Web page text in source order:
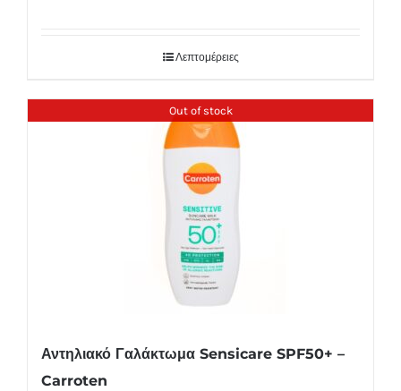
Λεπτομέρειες
Out of stock
Αντηλιακό Γαλάκτωμα Sensicare SPF50+ –
Carroten